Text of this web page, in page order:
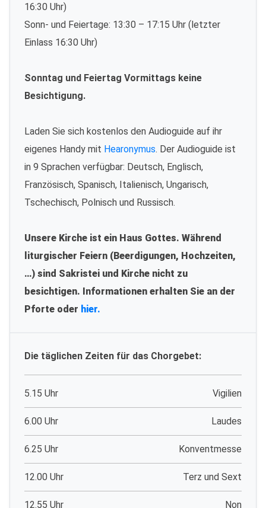
16:30 Uhr)
Sonn- und Feiertage: 13:30 – 17:15 Uhr (letzter
Einlass 16:30 Uhr)
Sonntag und Feiertag Vormittags keine
Besichtigung.
Laden Sie sich kostenlos den Audioguide auf ihr
eigenes Handy mit Hearonymus. Der Audioguide ist
in 9 Sprachen verfügbar: Deutsch, Englisch,
Französisch, Spanisch, Italienisch, Ungarisch,
Tschechisch, Polnisch und Russisch.
Unsere Kirche ist ein Haus Gottes. Während
liturgischer Feiern (Beerdigungen, Hochzeiten,
…) sind Sakristei und Kirche nicht zu
besichtigen. Informationen erhalten Sie an der
Pforte oder hier.
Die täglichen Zeiten für das Chorgebet:
5.15 Uhr Vigilien
6.00 Uhr Laudes
6.25 Uhr Konventmesse
12.00 Uhr Terz und Sext
12.55 Uhr Non